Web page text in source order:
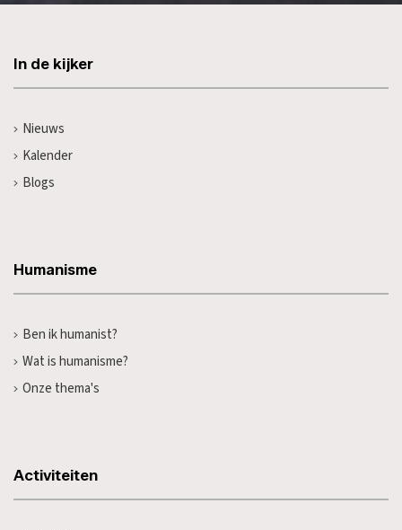
In de kijker
Nieuws
Kalender
Blogs
Humanisme
Ben ik humanist?
Wat is humanisme?
Onze thema's
Activiteiten